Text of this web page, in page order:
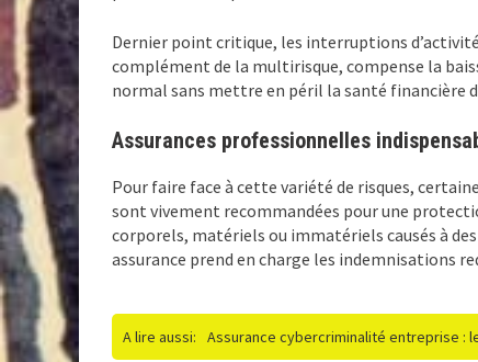
Dernier point critique, les interruptions
complément de la multirisque, compense la
normal sans mettre en péril la santé financière
Assurances professionnelles
Pour faire face à cette variété de risques,
sont vivement recommandées pour une
corporels, matériels ou immatériels causés à
assurance prend en charge les indemnisations
A lire aussi: Assurance cybercriminalité entreprise :